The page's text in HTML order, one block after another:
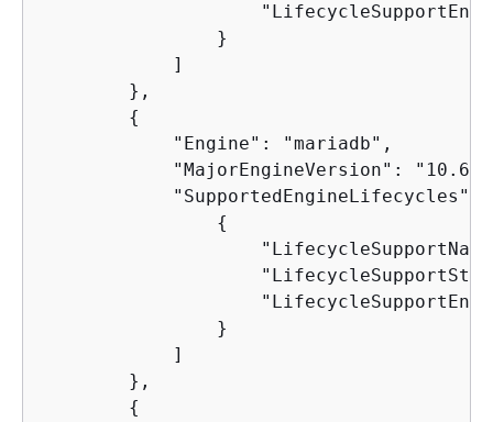
                }
            ]
        },
{
            "Engine": "mariadb",
            "MajorEngineVersion": "10.6",
"SupportedEngineLifecycles":
{
                }
            ]
        },
{